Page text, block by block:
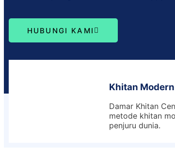
HUBUNGI KAMI
Khitan
Damar Khitan
metode khitan
penjuru dunia.